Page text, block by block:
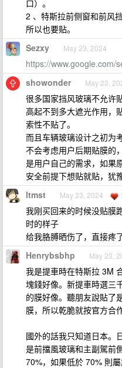
口）。
2 、特斯拉前侧窗和前风
所以也要贴。
Sezxy May 23, 2024
https://www.google.com/
showonder May 23,
很多国家挡风玻璃不允许
高起不到多大遮光作用，
索性不贴了。
而且车辆玻璃设计之初为
不会考虑用户后期贴膜的
是用户自己的需求，如果
安全前提下想贴就贴，犹
ltmst May 23, 2024 1
我刚买回来的时候没贴膜
时的样子
给我胳膊晒伤了，直接疼
Henrybsbhp May 23,
我是提車時在特斯拉 3M
塊錢好像。新提車時選三
的膜好像。聽朋友說貼了
膜，所以乾脆就按官方合
國外的話我只知道日本。
是前擋風玻璃和主副駕前
70%，如果低於 70% 則